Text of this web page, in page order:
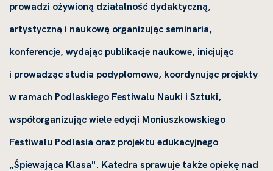
prowadzi ożywioną działalność dydaktyczną,
artystyczną i naukową organizując seminaria,
konferencje, wydając publikacje naukowe, inicjując
i prowadząc studia podyplomowe, koordynując projekty
w ramach Podlaskiego Festiwalu Nauki i Sztuki,
współorganizując wiele edycji Moniuszkowskiego
Festiwalu Podlasia oraz projektu edukacyjnego
„Śpiewająca Klasa". Katedra sprawuje także opiekę nad